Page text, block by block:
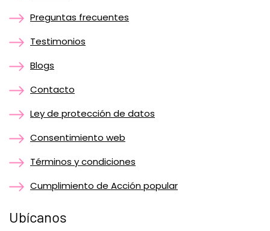
Preguntas frecuentes
Testimonios
Blogs
Contacto
Ley de protección de datos
Consentimiento web
Términos y condiciones
Cumplimiento de Acción popular
Ubícanos